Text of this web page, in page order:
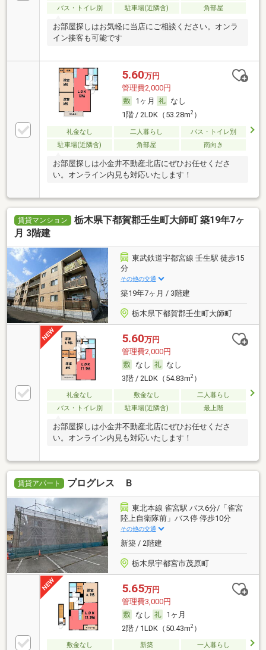
バス・トイレ別 駐車場(近隣含) 角部屋
お部屋探しはお気軽に当店にご相談ください。オンラ
イン接客も可能です
5.60万円
管理費2,000円
1ヶ月
なし
1階 / 2LDK（53.28m2）
礼金なし 二人暮らし
バス・トイレ別
駐車場(近隣含)
角部屋 南向き
お部屋探しは小金井不動産北店にぜひお任せくださ
い。オンライン内見も対応いたします！
賃貸マンション
栃木県下都賀郡壬生町大師町 築19年7ヶ
月 3階建
東武鉄道宇都宮線 壬生駅 徒歩15
分
その他の交通
築19年7ヶ月 / 3階建
栃木県下都賀郡壬生町大師町
5.60万円
管理費2,000円
なし
なし
3階 / 2LDK（54.83m2）
礼金なし 敷金なし
二人暮らし
バス・トイレ別
駐車場(近隣含) 最上階
お部屋探しは小金井不動産北店にぜひお任せくださ
い。オンライン内見も対応いたします！
賃貸アパート プログレス Ｂ
東北本線 雀宮駅 バス6分/「雀宮
陸上自衛隊前」バス停 停歩10分
その他の交通
新築 / 2階建
栃木県宇都宮市茂原町
5.65万円
管理費3,000円
なし
1ヶ月
2階 / 1LDK（50.43m2）
敷金なし 新築
一人暮らし